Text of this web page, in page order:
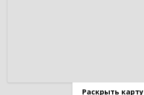
Раскрыть карту